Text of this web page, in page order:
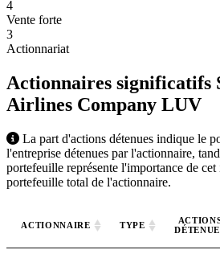
4
Vente forte
3
Actionnariat
Actionnaires significatifs
Airlines Company LUV
La part d'actions détenues indique le
l'entreprise détenues par l'actionnaire,
portefeuille représente l'importance de cet
portefeuille total de l'actionnaire.
ACTIONNAIRE TYPE